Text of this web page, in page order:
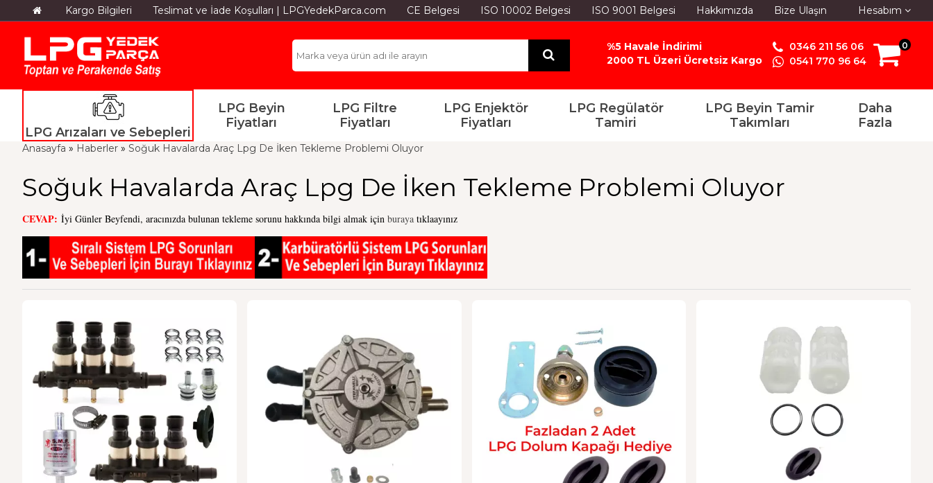
Kargo Bilgileri Teslimat ve İade Koşulları | LPGYedekParca.com CE Belgesi ISO 10002 Belgesi ISO 9001 Belgesi Hakkımızda Bize Ulaşın Hesabım
%5 Havale İndirimi
2000 TL Üzeri Ücretsiz Kargo
0346 211 56 06
0541 770 96 64
0
LPG Arızaları ve Sebepleri
LPG Beyin
Fiyatları
LPG Filtre
Fiyatları
LPG Enjektör
Fiyatları
LPG Regülatör
Tamiri
LPG Beyin Tamir
Takımları
Daha
Fazla
Anasayfa » Haberler » Soğuk Havalarda Araç Lpg De İken Tekleme Problemi Oluyor
Soğuk Havalarda Araç Lpg De İken Tekleme Problemi Oluyor
CEVAP: İyi Günler Beyfendi, aracınızda bulunan tekleme sorunu hakkında bilgi almak için buraya tıklaayınız